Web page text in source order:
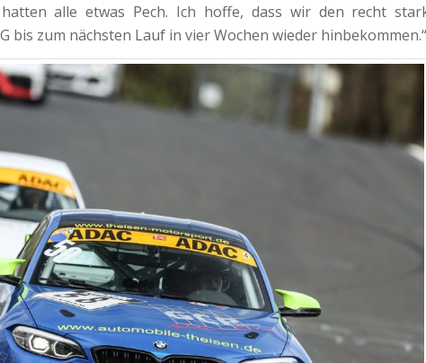
alle etwas Pech. Ich hoffe, dass wir den recht
bis zum nächsten Lauf in vier Wochen wieder hinbekommen.“